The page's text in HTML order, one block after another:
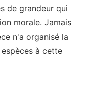
de grandeur qui
morale. Jamais
n'a organisé la
à cette